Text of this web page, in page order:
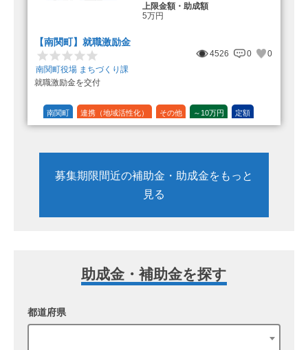
上限金額・助成額
5万円
【南関町】就職激励金
4526 0
0
南関町役場 まちづくり課
就職激励金を交付
南関町 連携（地域活性化） その他 ～10万円 定額
募集期限間近の補助金・助成金をもっと
見る
助成金・補助金を探す
都道府県